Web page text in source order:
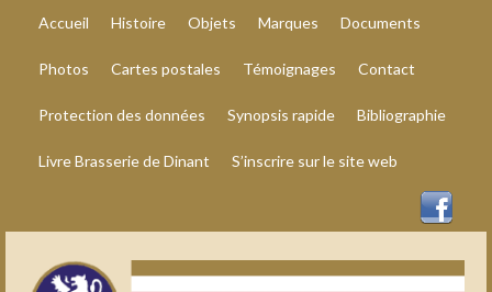
Accueil Histoire Objets Marques Documents
Photos Cartes postales Témoignages Contact
Protection des données Synopsis rapide Bibliographie
Livre Brasserie de Dinant S’inscrire sur le site web